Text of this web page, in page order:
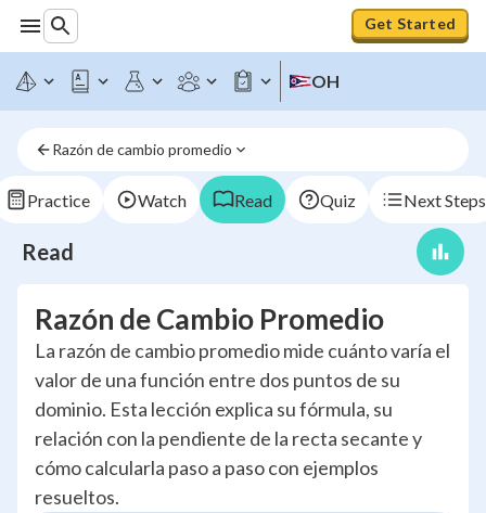
Get Started
OH
Razón de cambio promedio
Practice Watch Read Quiz Next Steps
Read
Razón de Cambio Promedio
La razón de cambio promedio mide cuánto varía el
valor de una función entre dos puntos de su
dominio. Esta lección explica su fórmula, su
relación con la pendiente de la recta secante y
cómo calcularla paso a paso con ejemplos
resueltos.